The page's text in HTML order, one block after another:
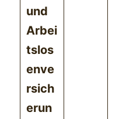
und
Arbei
tslos
enve
rsich
erun